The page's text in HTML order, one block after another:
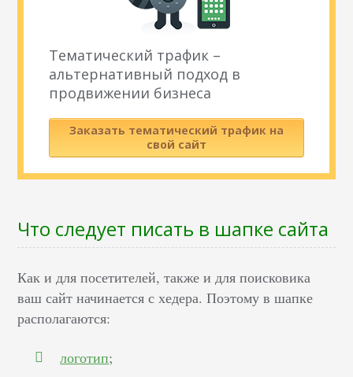
Тематический трафик –
альтернативный подход в
продвижении бизнеса
Заказать тематический трафик на
свой сайт
Что следует писать в шапке сайта
Как и для посетителей, также и для поисковика
ваш сайт начинается с хедера. Поэтому в шапке
располагаются:
логотип;